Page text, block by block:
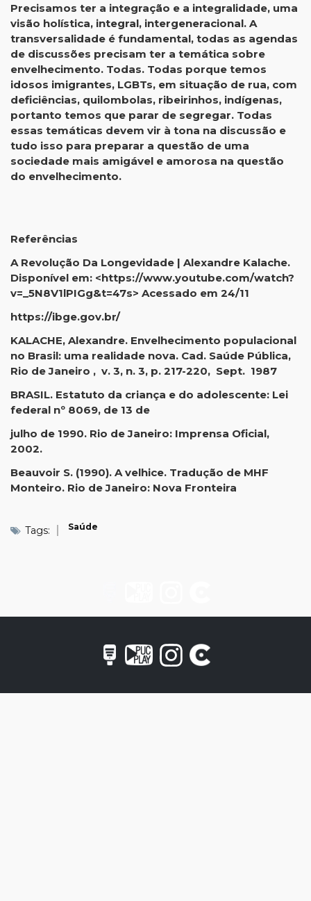
Precisamos ter a integração e a integralidade, uma
visão holística, integral, intergeneracional. A
transversalidade é fundamental, todas as agendas
de discussões precisam ter a temática sobre
envelhecimento. Todas. Todas porque temos
idosos imigrantes, LGBTs, em situação de rua, com
deficiências, quilombolas, ribeirinhos, indígenas,
portanto temos que parar de segregar. Todas
essas temáticas devem vir à tona na discussão e
tudo isso para preparar a questão de uma
sociedade mais amigável e amorosa na questão
do envelhecimento.
Referências
A Revolução Da Longevidade | Alexandre Kalache.
Disponível em: <https://www.youtube.com/watch?
v=_5N8V1lPIGg&t=47s> Acessado em 24/11
https://ibge.gov.br/
KALACHE, Alexandre. Envelhecimento populacional
no Brasil: uma realidade nova. Cad. Saúde Pública,
Rio de Janeiro , v. 3, n. 3, p. 217-220, Sept. 1987
BRASIL. Estatuto da criança e do adolescente: Lei
federal nº 8069, de 13 de
julho de 1990. Rio de Janeiro: Imprensa Oficial,
2002.
Beauvoir S. (1990). A velhice. Tradução de MHF
Monteiro. Rio de Janeiro: Nova Fronteira
Tags: Saúde